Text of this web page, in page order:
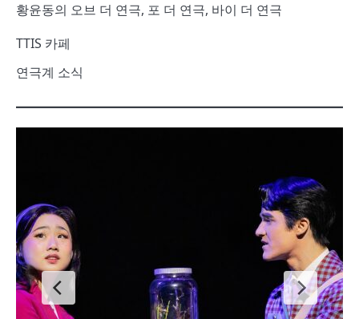
황윤동의 오브 더 연극, 포 더 연극, 바이 더 연극
TTIS 카페
연극계 소식